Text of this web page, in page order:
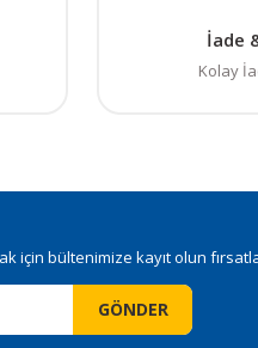
İade
Kolay
bültenimize kayıt olun
GÖNDER